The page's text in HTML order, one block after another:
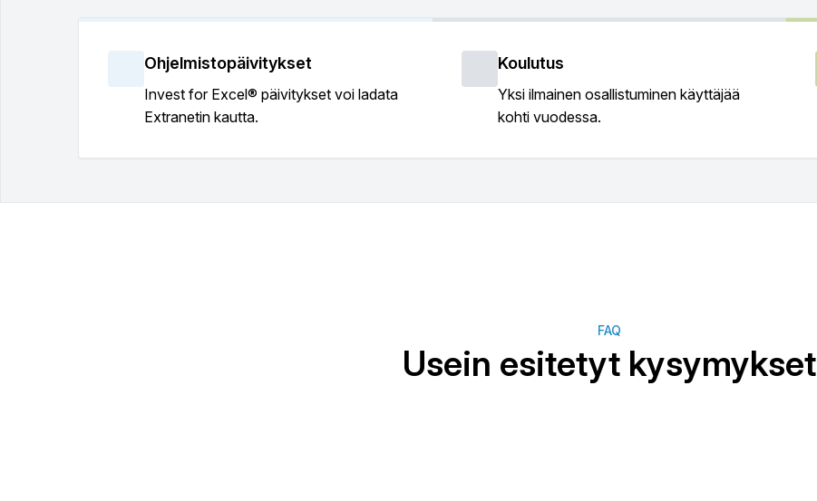
Laaja valikoima herkkyysanalyysejä kaavioiden ja taulukkoraporttien avulla.
Break-even mistä tahansa syötetystä muuttujasta.
Ohjelmistopäivitykset
Invest for Excel® päivitykset voi ladata
Extranetin kautta.
Koulutus
Yksi ilmainen osallistuminen käyttäjää
kohti vuodessa.
FAQ
Usein esitetyt kysymykset